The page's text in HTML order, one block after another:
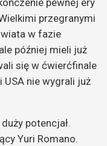
pewnej ery
przegranymi
w fazie
później mieli już
się w ćwierćfinale
USA nie wygrali już
potencjał.
Yuri Romano.